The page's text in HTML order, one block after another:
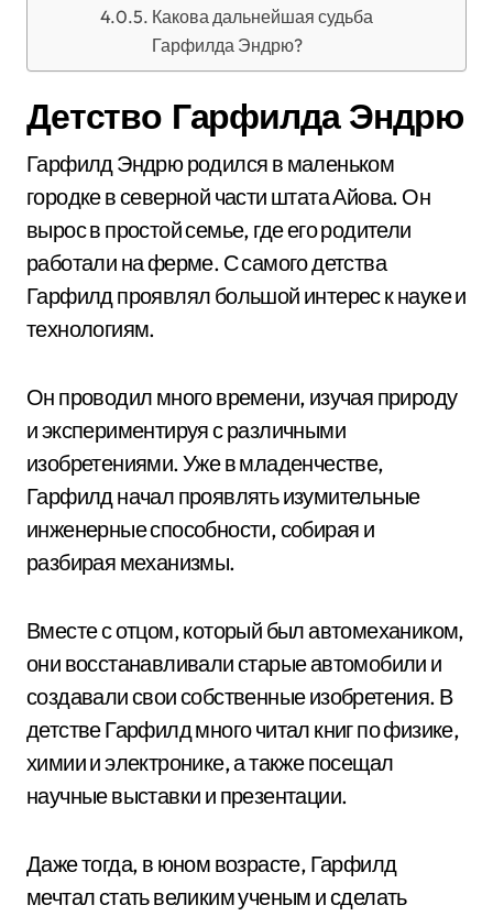
Какова дальнейшая судьба
Гарфилда Эндрю?
Детство Гарфилда Эндрю
Гарфилд Эндрю родился в маленьком
городке в северной части штата Айова. Он
вырос в простой семье, где его родители
работали на ферме. С самого детства
Гарфилд проявлял большой интерес к науке и
технологиям.
Он проводил много времени, изучая природу
и экспериментируя с различными
изобретениями. Уже в младенчестве,
Гарфилд начал проявлять изумительные
инженерные способности, собирая и
разбирая механизмы.
Вместе с отцом, который был автомехаником,
они восстанавливали старые автомобили и
создавали свои собственные изобретения. В
детстве Гарфилд много читал книг по физике,
химии и электронике, а также посещал
научные выставки и презентации.
Даже тогда, в юном возрасте, Гарфилд
мечтал стать великим ученым и сделать